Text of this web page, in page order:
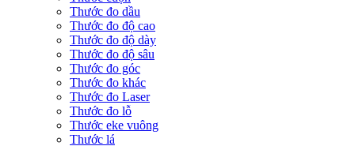
Thước đo dầu
Thước đo độ cao
Thước đo độ dày
Thước đo độ sâu
Thước đo góc
Thước đo khác
Thước đo Laser
Thước đo lỗ
Thước eke vuông
Thước lá